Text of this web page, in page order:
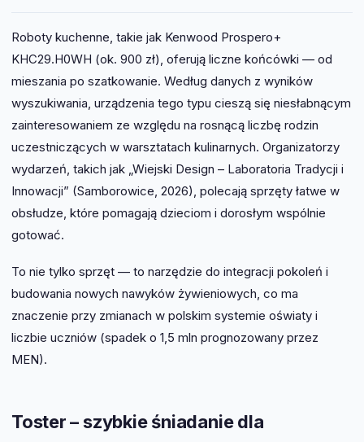
Roboty kuchenne, takie jak Kenwood Prospero+
KHC29.H0WH (ok. 900 zł), oferują liczne końcówki — od
mieszania po szatkowanie. Według danych z wyników
wyszukiwania, urządzenia tego typu cieszą się niesłabnącym
zainteresowaniem ze względu na rosnącą liczbę rodzin
uczestniczących w warsztatach kulinarnych. Organizatorzy
wydarzeń, takich jak „Wiejski Design – Laboratoria Tradycji i
Innowacji” (Samborowice, 2026), polecają sprzęty łatwe w
obsłudze, które pomagają dzieciom i dorosłym wspólnie
gotować.
To nie tylko sprzęt — to narzędzie do integracji pokoleń i
budowania nowych nawyków żywieniowych, co ma
znaczenie przy zmianach w polskim systemie oświaty i
liczbie uczniów (spadek o 1,5 mln prognozowany przez
MEN).
Toster – szybkie śniadanie dla